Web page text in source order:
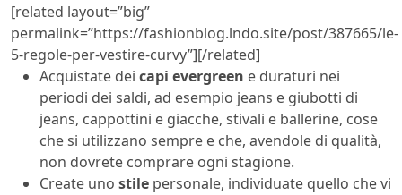
[related layout=”big”
permalink=”https://fashionblog.lndo.site/post/387665/le-
5-regole-per-vestire-curvy”][/related]
Acquistate dei capi evergreen e duraturi nei
periodi dei saldi, ad esempio jeans e giubotti di
jeans, cappottini e giacche, stivali e ballerine, cose
che si utilizzano sempre e che, avendole di qualità,
non dovrete comprare ogni stagione.
Create uno stile personale, individuate quello che vi